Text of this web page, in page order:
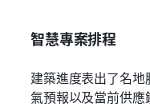
智慧專案排程
建築進度表出了名
氣預報以及當前供應